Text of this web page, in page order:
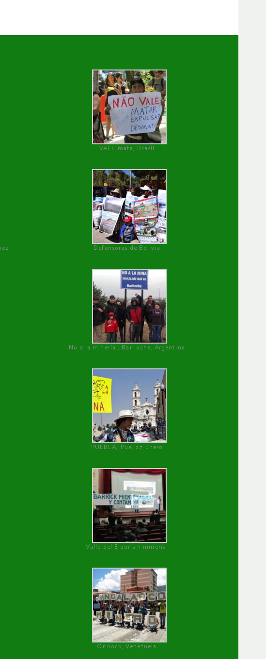
VALE mata, Brasil
Defensoras de Bolivia
No a la minería , Bariloche, Argentina
PUEBLA, Pue, 27 Enero
Valle del Elqui sin minería.
Orinoco, Venezuela